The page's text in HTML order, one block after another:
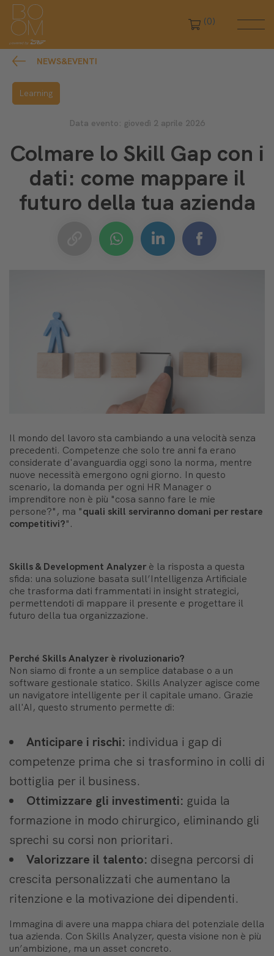
(0)
NEWS&EVENTI
Learning
Data evento: giovedì 2 aprile 2026
Colmare lo Skill Gap con i
dati: come mappare il
futuro della tua azienda
Il mondo del lavoro sta cambiando a una velocità senza
precedenti. Competenze che solo tre anni fa erano
considerate d'avanguardia oggi sono la norma, mentre
nuove necessità emergono ogni giorno. In questo
scenario, la domanda per ogni HR Manager o
imprenditore non è più "cosa sanno fare le mie
persone?", ma "quali skill serviranno domani per restare
competitivi?".
Skills & Development Analyzer è la risposta a questa
sfida: una soluzione basata sull’Intelligenza Artificiale
che trasforma dati frammentati in insight strategici,
permettendoti di mappare il presente e progettare il
futuro della tua organizzazione.
Perché Skills Analyzer è rivoluzionario?
Non siamo di fronte a un semplice database o a un
software gestionale statico. Skills Analyzer agisce come
un navigatore intelligente per il capitale umano. Grazie
all'AI, questo strumento permette di:
Anticipare i rischi: individua i gap di
competenze prima che si trasformino in colli di
bottiglia per il business.
Ottimizzare gli investimenti: guida la
formazione in modo chirurgico, eliminando gli
sprechi su corsi non prioritari.
Valorizzare il talento: disegna percorsi di
crescita personalizzati che aumentano la
ritenzione e la motivazione dei dipendenti.
Immagina di avere una mappa chiara del potenziale della
tua azienda. Con Skills Analyzer, questa visione non è più
un’ambizione, ma un asset concreto.